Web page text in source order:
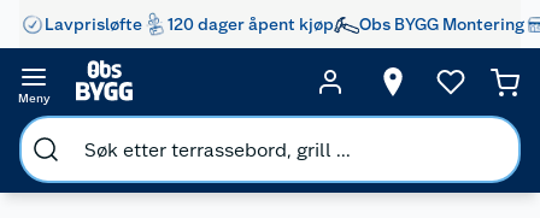
Lavprisløfte 120 dager åpent kjøp Obs BYGG Montering
Meny